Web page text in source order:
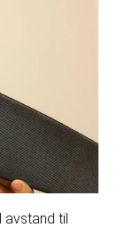
avstand til